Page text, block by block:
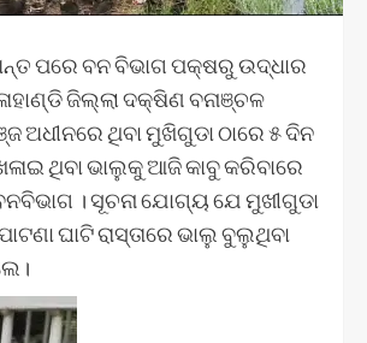
ପରେ ବନ ବିଭାଗ ପକ୍ଷରୁ ଉଦ୍ଧାର
ଜିଲ୍ଲା ଦକ୍ଷିଣ ବନାଞ୍ଚଳ
ଅଧୀନରେ ଥିବା ମୁଖିଗୁଡା ଠାରେ ୫ ଦିନ
ଥିବା ଭାଲୁକୁ ଆଜି କାବୁ କରିବାରେ
। ସୂଚନା ଯୋଗ୍ୟ ଯେ ମୁଖୀଗୁଡା
ଘାଟି ରାସ୍ତାରେ ଭାଲୁ ବୁଲୁଥିବା